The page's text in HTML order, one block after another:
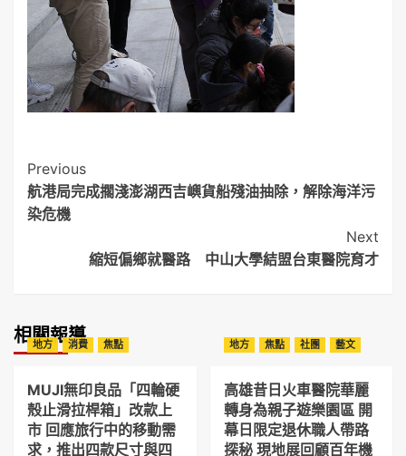
Post
Navigation
Previous
航港局完成擱淺澎湖西吉嶼貨船殘油抽除，解除海洋污
染危機
Next
縮短偏鄉就醫路 中山大學結盟台東醫院育才
相關報導
地方 消費 焦點
MUJI無印良品「四輪硬
殼止滑拉桿箱」改款上
市 回應旅行中的移動需
求，推出四款尺寸與四
地方 焦點 社團 藝文
高雄昔日火車醫院華麗
轉身為親子遊樂園區 開
幕日限定退休職人帶路
探秘 現地展回顧百年機